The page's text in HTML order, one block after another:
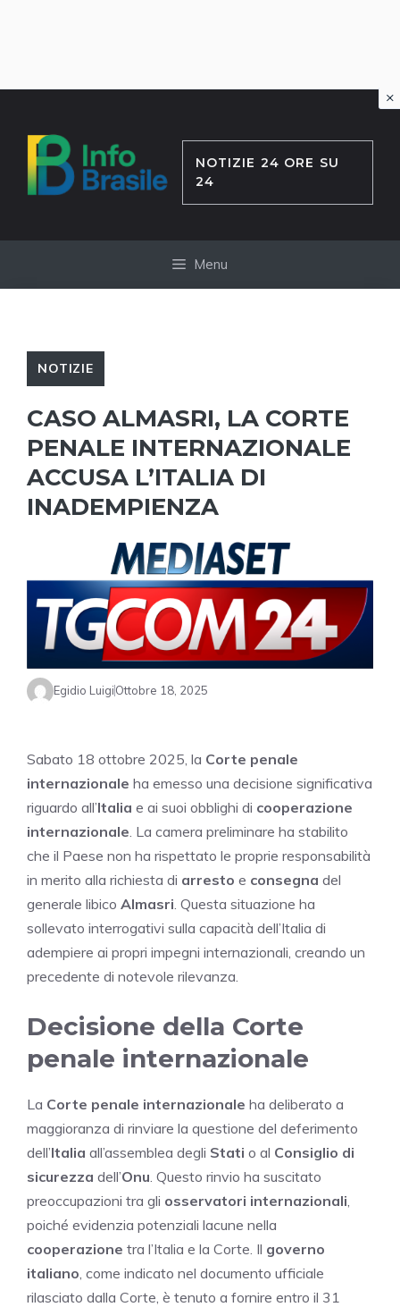
contenuto
NOTIZIE 24 ORE SU
24
Menu
NOTIZIE
CASO ALMASRI, LA CORTE
PENALE INTERNAZIONALE
ACCUSA L’ITALIA DI
INADEMPIENZA
Egidio LuigiOttobre 18, 2025
Sabato 18 ottobre 2025, la Corte penale
internazionale ha emesso una decisione significativa
riguardo all’Italia e ai suoi obblighi di cooperazione
internazionale . La camera preliminare ha stabilito
che il Paese non ha rispettato le proprie responsabilità
in merito alla richiesta di arresto e consegna del
generale libico Almasri . Questa situazione ha
sollevato interrogativi sulla capacità dell’Italia di
adempiere ai propri impegni internazionali, creando un
precedente di notevole rilevanza.
Decisione della Corte
penale internazionale
La Corte penale internazionale ha deliberato a
maggioranza di rinviare la questione del deferimento
dell’Italia all’assemblea degli Stati o al Consiglio di
sicurezza dell’Onu . Questo rinvio ha suscitato
preoccupazioni tra gli osservatori internazionali
poiché evidenzia potenziali lacune nella
cooperazione tra l’Italia e la Corte. Il governo
italiano , come indicato nel documento ufficiale
rilasciato dalla Corte, è tenuto a fornire entro il 31
×